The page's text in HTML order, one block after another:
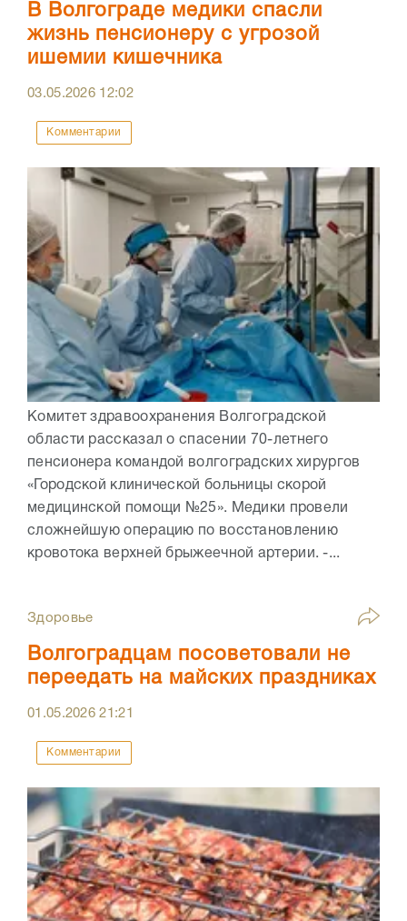
В Волгограде медики спасли
жизнь пенсионеру с угрозой
ишемии кишечника
03.05.2026 12:02
Комментарии
Комитет здравоохранения Волгоградской
области рассказал о спасении 70-летнего
пенсионера командой волгоградских хирургов
«Городской клинической больницы скорой
медицинской помощи №25». Медики провели
сложнейшую операцию по восстановлению
кровотока верхней брыжеечной артерии. -...
Здоровье
Волгоградцам посоветовали не
переедать на майских праздниках
01.05.202621:21
Комментарии